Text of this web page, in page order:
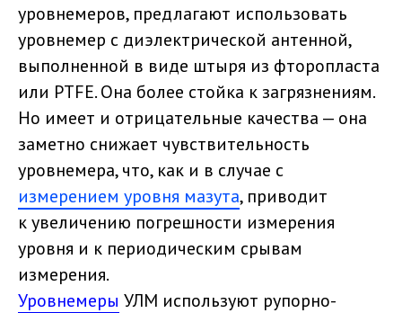
уровнемеров, предлагают использовать
уровнемер с диэлектрической антенной,
выполненной в виде штыря из фторопласта
или PTFE. Она более стойка к загрязнениям.
Но имеет и отрицательные качества — она
заметно снижает чувствительность
уровнемера, что, как и в случае с
измерением уровня мазута, приводит
к увеличению погрешности измерения
уровня и к периодическим срывам
измерения.
Уровнемеры УЛМ используют рупорно-